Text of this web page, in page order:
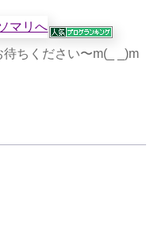
ちください〜m(_ _)m